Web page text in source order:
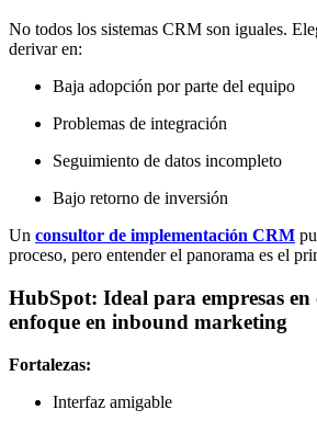
No todos los sistemas CRM son iguales.
derivar en:
Baja adopción por parte del equipo
Problemas de integración
Seguimiento de datos incompleto
Bajo retorno de inversión
Un consultor de implementación CRM
proceso, pero entender el panorama es el
HubSpot: Ideal para empresas en
enfoque en inbound marketing
Fortalezas:
Interfaz amigable